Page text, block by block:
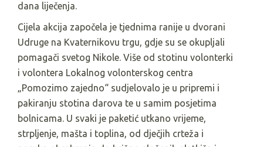
dana liječenja.
Cijela akcija započela je tjednima ranije u dvorani
Udruge na Kvaternikovu trgu, gdje su se okupljali
pomagači svetog Nikole. Više od stotinu volonterki
i volontera Lokalnog volonterskog centra
„Pomozimo zajedno“ sudjelovalo je u pripremi i
pakiranju stotina darova te u samim posjetima
bolnicama. U svaki je paketić utkano vrijeme,
strpljenje, mašta i toplina, od dječjih crteža i